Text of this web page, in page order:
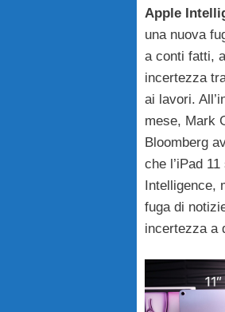
Apple
una nuova
a conti fatti,
incertezza
ai lavori.
mese, Mark
Bloomberg
che l’iPad
Intelligence,
fuga di
incertezza a